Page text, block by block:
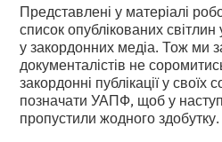
Представлені у матеріалі
список опублікованих
у закордонних медіа. Тож ми
документалістів не
закордонні публікації у своїх
позначати УАПФ, щоб у
пропустили жодного здобутку.